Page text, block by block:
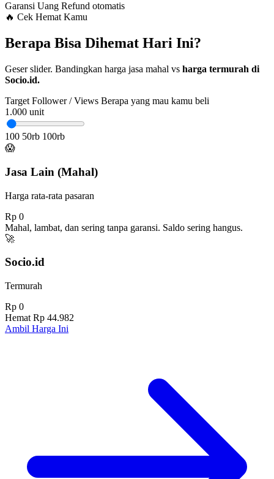
Garansi Uang Refund otomatis
🔥 Cek Hemat Kamu
Berapa Bisa Dihemat Hari Ini?
Geser slider. Bandingkan harga jasa mahal vs harga termurah di
Socio.id.
Target Follower / Views Berapa yang mau kamu beli
1.000 unit
100 50rb 100rb
😱
Jasa Lain (Mahal)
Harga rata-rata pasaran
Rp 0
Mahal, lambat, dan sering tanpa garansi. Saldo sering hangus.
🚀
Socio.id
Termurah
Rp 0
Hemat Rp 44.982
Ambil Harga Ini